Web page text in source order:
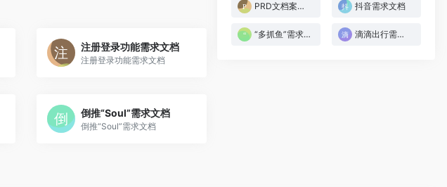
注册登录功能需求文档
注册登录功能需求文档
倒推“Soul”需求文档
倒推“Soul”需求文档
PRD文档案例版 抖音需求文档
“多抓鱼”需求文档 滴滴出行需求文档（反推）